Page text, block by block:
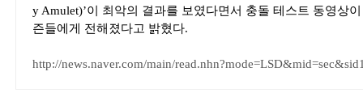
y Amulet)’이 최악의 결과를 보였다면서 충돌 테스트 동영상
즌들에게 전해졌다고 밝혔다.
http://news.naver.com/main/